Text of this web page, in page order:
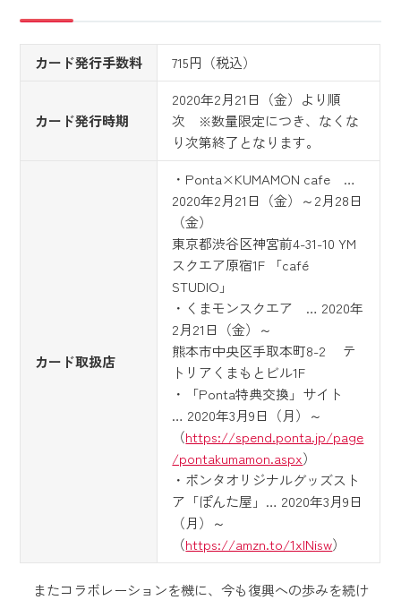
カード発行手数料 715円（税込）
カード発行時期
2020年2月21日（金）より順
次 ※数量限定につき、なくな
り次第終了となります。
カード取扱店
・Ponta×KUMAMON cafe …
2020年2月21日（金）～2月28日
（金）
東京都渋谷区神宮前4-31-10 YM
スクエア原宿1F 「café
STUDIO」
・くまモンスクエア … 2020年
2月21日（金）～
熊本市中央区手取本町8-2 テ
トリアくまもとビル1F
・「Ponta特典交換」サイト
… 2020年3月9日（月）～
（https://spend.ponta.jp/page
/pontakumamon.aspx）
・ポンタオリジナルグッズスト
ア「ぽんた屋」… 2020年3月9日
（月）～
（https://amzn.to/1xlNisw）
またコラボレーションを機に、今も復興への歩みを続け